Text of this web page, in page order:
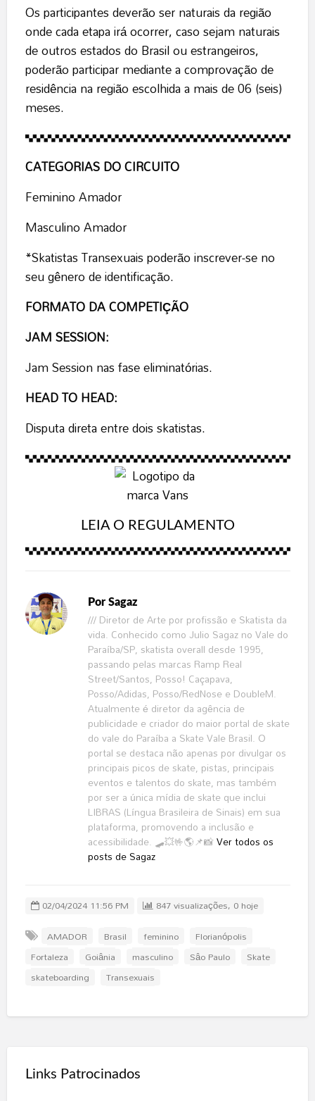
Os participantes deverão ser naturais da região
onde cada etapa irá ocorrer, caso sejam naturais
de outros estados do Brasil ou estrangeiros,
poderão participar mediante a comprovação de
residência na região escolhida a mais de 06 (seis)
meses.
CATEGORIAS DO CIRCUITO
Feminino Amador
Masculino Amador
*Skatistas Transexuais poderão inscrever-se no
seu gênero de identificação.
FORMATO DA COMPETIÇÃO
JAM SESSION:
Jam Session nas fase eliminatórias.
HEAD TO HEAD:
Disputa direta entre dois skatistas.
LEIA O REGULAMENTO
Por Sagaz
/// Diretor de Arte por profissão e Skatista da
vida. Conhecido como Julio Sagaz no Vale do
Paraíba/SP, skatista overall desde 1995,
passando pelas marcas Ramp Real
Street/Santos, Posso! Caçapava,
Posso/Adidas, Posso/RedNose e DoubleM.
Atualmente é diretor da agência de
publicidade e criador do maior portal de skate
do vale do Paraíba a Skate Vale Brasil. O
portal se destaca não apenas por divulgar os
principais picos de skate, pistas, principais
eventos e talentos do skate, mas também
por ser a única mídia de skate que inclui
LIBRAS (Língua Brasileira de Sinais) em sua
plataforma, promovendo a inclusão e
acessibilidade. 🛹💥🤟🌎📌📸Ver todos os
posts de Sagaz
02/04/2024 11:56 PM
847 visualizações, 0 hoje
AMADOR
Brasil feminino
Florianópolis
Fortaleza
Goiânia masculino Sâo Paulo
Skate
skateboarding
Transexuais
Links Patrocinados